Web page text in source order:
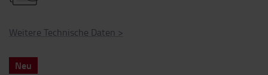
Weitere Technische Daten >
Neu